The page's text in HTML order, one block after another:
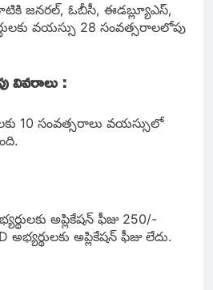
జనరల్, ఓబీసీ, ఈడబ్ల్యూఎస్,
వయస్సు 28 సంవత్సరాలలోపు
వివరాలు :
10 సంవత్సరాలు వయస్సులో
అప్లికేషన్ ఫీజు 250/-
అభ్యర్థులకు అప్లికేషన్ ఫీజు లేదు.